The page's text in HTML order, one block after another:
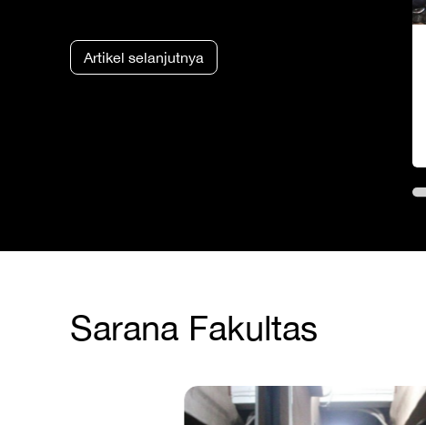
Artikel selanjutnya
Sarana Fakultas